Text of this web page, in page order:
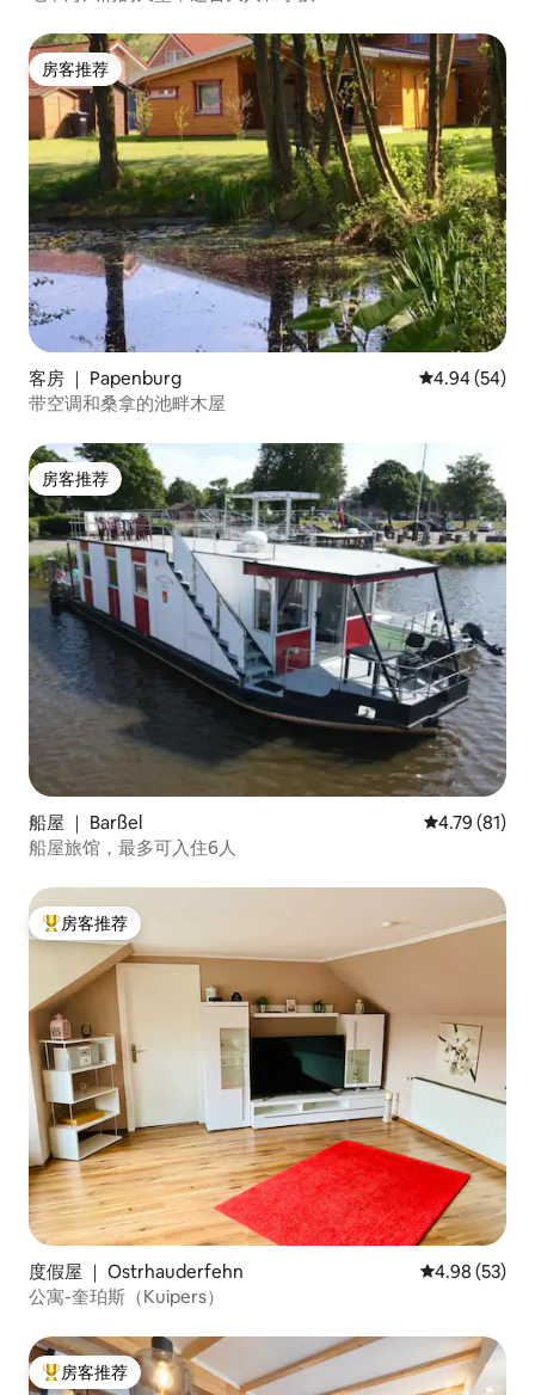
房客推荐
房客推荐
客房 ｜ Papenburg 平均评分 4.94
4.94 (54)
带空调和桑拿的池畔木屋
房客推荐
房客推荐
船屋 ｜ Barßel 平均评分
4.79 (81)
船屋旅馆，最多可入住6人
热门「房客推荐」
房客推荐
度假屋 ｜ Ostrhauderfehn 平均评分
4.98 (53)
公寓-奎珀斯（Kuipers）
热门「房客推荐」
房客推荐